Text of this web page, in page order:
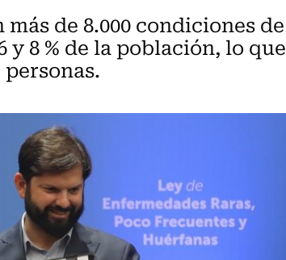
de 8.000 condiciones de
8 % de la población, lo